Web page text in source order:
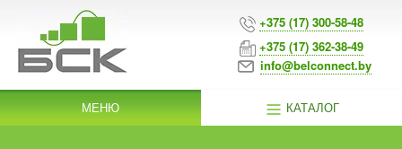
+375 (17) 300-58-48
+375 (17) 362-38-49
info@belconnect.by
МЕНЮ КАТАЛОГ